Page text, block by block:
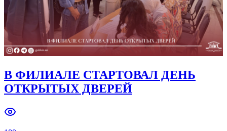
Подробнее ...
Недавние мероприятия Предстоящие мероприятиям